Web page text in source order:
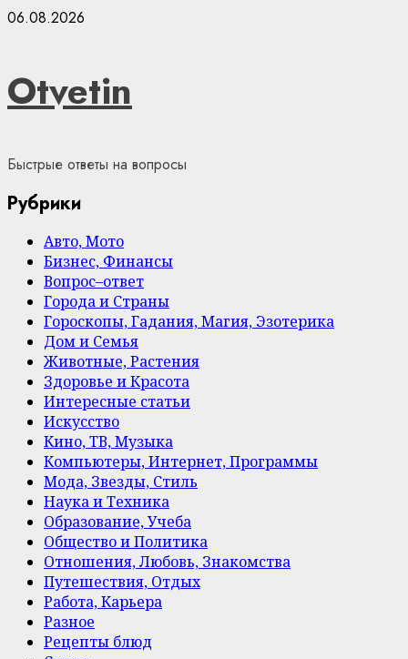
Skip
06.08.2026
Otvetin
Быстрые ответы на вопросы
Рубрики
Авто, Мото
Бизнес, Финансы
Вопрос–ответ
Города и Страны
Гороскопы, Гадания, Магия, Эзотерика
Дом и Семья
Животные, Растения
Здоровье и Красота
Интересные статьи
Искусство
Кино, ТВ, Музыка
Компьютеры, Интернет, Программы
Мода, Звезды, Стиль
Наука и Техника
Образование, Учеба
Общество и Политика
Отношения, Любовь, Знакомства
Путешествия, Отдых
Работа, Карьера
Разное
Рецепты блюд